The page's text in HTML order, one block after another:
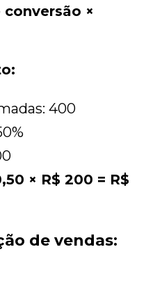
×
400
× R$ 200 = R$
de vendas: